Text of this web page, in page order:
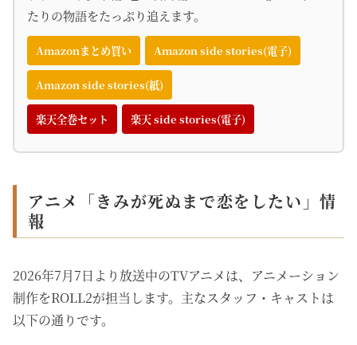
たりの物語をたっぷり追えます。
Amazonまとめ買い Amazon side stories(電子)
Amazon side stories(紙)
楽天全巻セット 楽天 side stories(電子)
アニメ「きみが死ぬまで恋をしたい」情
報
2026年7月7日より放送中のTVアニメは、アニメーション
制作をROLL2が担当します。主なスタッフ・キャストは
以下の通りです。